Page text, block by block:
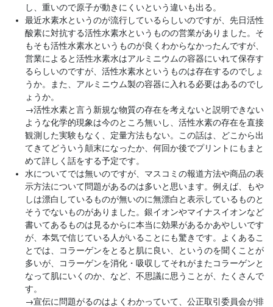
し、重いので原子が動きにくいという違いも出る。
最近水素水というのが流行しているらしいのですが、先日活性
酸素に対抗する活性水素水というものの営業がありました。そ
もそも活性水素水というものが良くわからなかったんですが、
営業によると活性水素水はアルミニウムの容器にいれて保存す
るらしいのですが、活性水素水というものは存在するのでしょ
うか。また、アルミニウム製の容器に入れる必要はあるのでし
ょうか。
→活性水素と言う新規な物質の存在を考えないと説明できない
ような化学的現象は今のところ無いし、活性水素の存在を直接
観測した実験もなく、定量方法もない。この話は、どこから出
てきてどういう顛末になったか、何回か後でプリントにもまと
めて詳しく話をする予定です。
水についてでは無いのですが、マスコミの報道方法や商品の表
示方法について問題があるのは多いと思います。例えば、もや
しは漂白しているものが無いのに無漂白と表示しているものと
そうでないものがありました。銀イオンやマイナスイオンなど
書いてあるものは見るからに本当に効果があるかあやしいです
が、本気で信じている人がいることにも驚きです。よくあるこ
とでは、コラーゲンをとると肌に良い、というのを聞くことが
多いが、コラーゲンを消化・吸収してそれがまたコラーゲンと
なって肌にいくのか、など、不思議に思うことが、たくさんで
す。
→宣伝に問題がるのはよくわかっていて、公正取引委員会が排